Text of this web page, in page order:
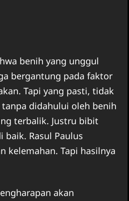
benih yang unggul
bergantung pada faktor
Tapi yang pasti, tidak
didahului oleh benih
terbalik. Justru bibit
Rasul Paulus
kelemahan. Tapi hasilnya
akan